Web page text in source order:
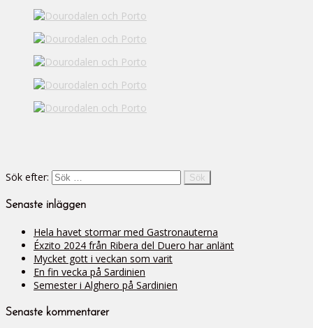
Sök efter:
Senaste inläggen
Hela havet stormar med Gastronauterna
Éxzito 2024 från Ribera del Duero har anlänt
Mycket gott i veckan som varit
En fin vecka på Sardinien
Semester i Alghero på Sardinien
Senaste kommentarer